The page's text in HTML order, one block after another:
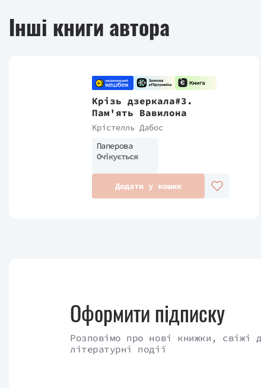
Інші книги автора
Крізь дзеркала#3.
Пам'ять Вавилона
Крістелль Дабос
Паперова
Очікується
Додати у кошик
Оформити підписку
Розповімо про нові книжки, свіжі
літературні події